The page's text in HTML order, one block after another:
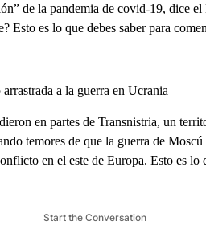
de la pandemia de covid-19, dice
Esto es lo que debes saber para
a la guerra en Ucrania
en partes de Transnistria, un
temores de que la guerra de
en el este de Europa. Esto es lo
Start the Conversation